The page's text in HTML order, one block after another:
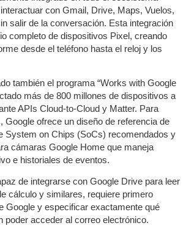
con Gmail, Drive, Maps, Vuelos,
salir de la conversación. Esta integración
completo de dispositivos Pixel, creando
desde el teléfono hasta el reloj y los
también el programa “Works with Google
más de 800 millones de dispositivos a
APIs Cloud-to-Cloud y Matter. Para
Google ofrece un diseño de referencia de
System on Chips (SoCs) recomendados y
cámaras Google Home que maneja
e historiales de eventos.
de integrarse con Google Drive para leer
cálculo y similares, requiere primero
Google y especificar exactamente qué
poder acceder al correo electrónico.